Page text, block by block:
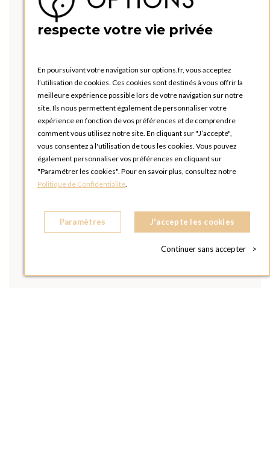
respecte votre vie privée
En poursuivant votre navigation sur options.fr, vous acceptez
l’utilisation de cookies. Ces cookies sont destinés à vous offrir la
meilleure expérience possible lors de votre navigation sur notre
site. Ils nous permettent également de personnaliser votre
expérience en fonction de vos préférences et de comprendre
comment vous utilisez notre site. En cliquant sur "J’accepte",
vous consentez à l'utilisation de tous les cookies. Vous pouvez
également personnaliser vos préférences en cliquant sur
"Paramétrer les cookies". Pour en savoir plus, consultez notre
Politique de Confidentialité.
Paramètres J'accepte les cookies
Continuer sans accepter >